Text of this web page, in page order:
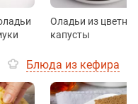
Оладьи из цветной
капусты
Блюда из кефира